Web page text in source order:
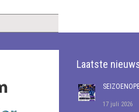
Laatste
17 juli 2026